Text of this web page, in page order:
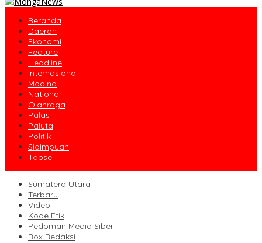
Beranda
Daerah
Ekonomi
Feature
Headline
Internasional
Madina
National
Olahraga
Palas
Paluta
Politik
Sidimpuan
Tapsel
Sumatera Utara
Terbaru
Video
Kode Etik
Pedoman Media Siber
Box Redaksi